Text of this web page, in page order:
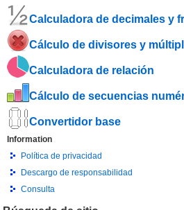
Calculadora de decimales y
Cálculo de divisores y
Calculadora de relación
Cálculo de secuencias
Convertidor base
Information
Política de privacidad
Descargo de responsabilidad
Consulta